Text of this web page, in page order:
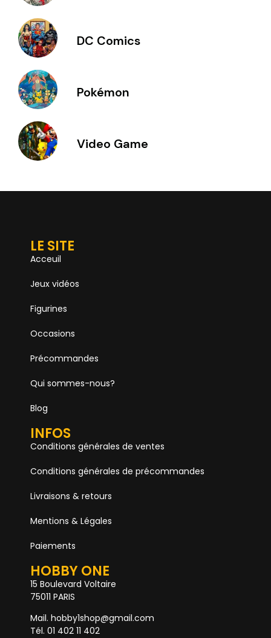
DC Comics
Pokémon
Video Game
LE SITE
Acceuil
Jeux vidéos
Figurines
Occasions
Précommandes
Qui sommes-nous?
Blog
INFOS
Conditions générales de ventes
Conditions générales de précommandes
Livraisons & retours
Mentions & Légales
Paiements
HOBBY ONE
15 Boulevard Voltaire
75011 PARIS
Mail. hobby1shop@gmail.com
Tél. 01 402 11 402